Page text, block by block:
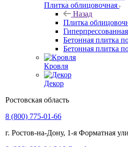
Плитка облицовочная
Назад
Плитка
Бетонная плитка
Бетонная плитка
Кровля
Декор
Ростовская область
8 (800) 775-01-66
г. Ростов-на-Дону, 1-я Форматная